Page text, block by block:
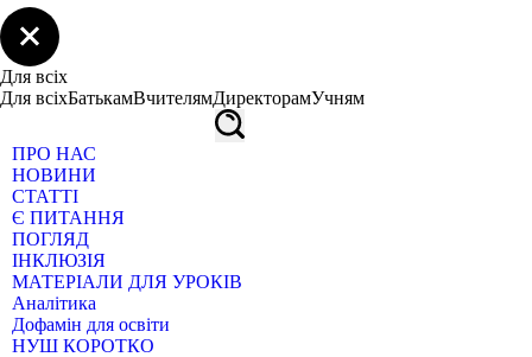
Для всіх
Для всіхБатькамВчителямДиректорамУчням
ПРО НАС
НОВИНИ
СТАТТІ
Є ПИТАННЯ
ПОГЛЯД
ІНКЛЮЗІЯ
МАТЕРІАЛИ ДЛЯ УРОКІВ
Аналітика
Дофамін для освіти
НУШ КОРОТКО